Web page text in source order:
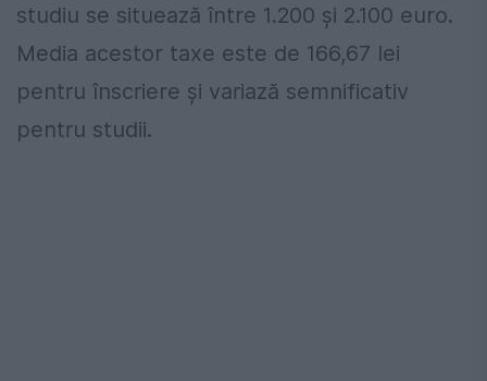
studiu se situează între 1.200 și 2.100 euro.
Media acestor taxe este de 166,67 lei
pentru înscriere și variază semnificativ
pentru studii.